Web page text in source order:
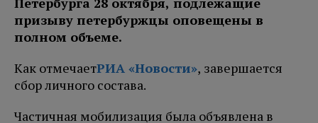
призыву петербуржцы оповещены в
полном объеме.
Как отмечаетРИА «Новости», завершается
сбор личного состава.
Частичная мобилизация была объявлена в